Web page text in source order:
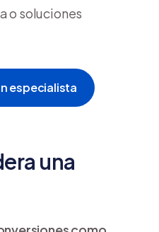
o soluciones
especialista
una